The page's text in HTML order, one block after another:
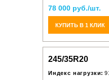
78 000 руб./шт.
КУПИТЬ В 1 КЛИК
245/35R20
Индекс нагрузки: